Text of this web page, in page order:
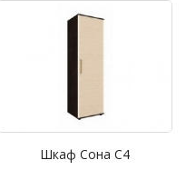
Шкаф Сона С4